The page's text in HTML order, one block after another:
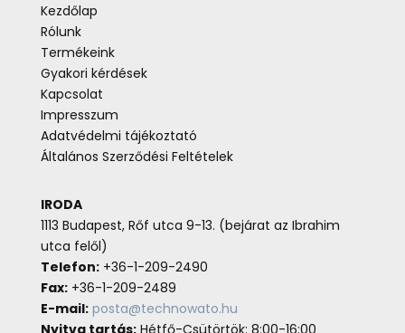
Kezdőlap
Rólunk
Termékeink
Gyakori kérdések
Kapcsolat
Impresszum
Adatvédelmi tájékoztató
Általános Szerződési Feltételek
IRODA
1113 Budapest, Rőf utca 9-13. (bejárat az Ibrahim
utca felől)
Telefon:+36-1-209-2490
Fax:+36-1-209-2489
E-mail: posta@technowato.hu
Nyitva tartás:Hétfő-Csütörtök: 8:00-16:00